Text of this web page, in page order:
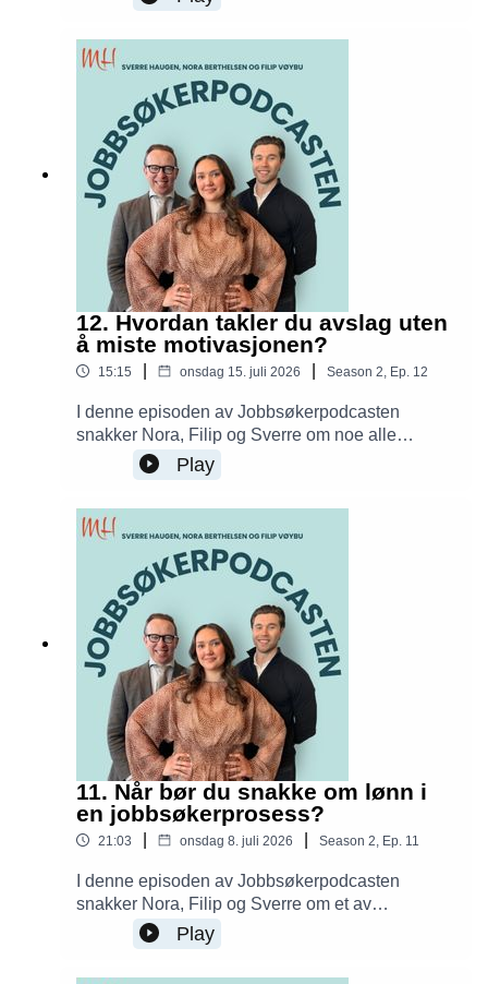
overbeviser du en arbeidsgiver når du mangler
motivasjon, kompetansebygging og hvordan du
presenterer erfaringen din på en måte som åpner
nye dører.
12. Hvordan takler du avslag uten
å miste motivasjonen?
15:15 onsdag 15. juli 2026 Season 2 Ep. 12
I denne episoden av Jobbsøkerpodcasten
snakker Nora, Filip og Sverre om noe alle
jobbsøkere opplever før eller siden, nemlig
avslag. Hvorfor gjør de så vondt? Når bør du be
nei ødelegger motivasjonen til å søke videre?
Play
11. Når bør du snakke om lønn i
en jobbsøkerprosess?
21:03 onsdag 8. juli 2026 Season 2, Ep. 11
I denne episoden av Jobbsøkerpodcasten
snakker Nora, Filip og Sverre om et av
spørsmålene de får aller oftest: Når bør du ta opp
lønn i en jobbsøkerprosess? Du får konkrete råd
Play